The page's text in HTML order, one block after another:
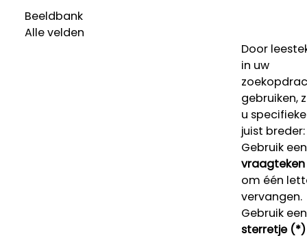
Beeldbank
Alle velden
Door
in uw
gebruiken,
u
juist breder:
Gebruik een
om één
vervangen.
Gebruik een
sterretje (*)